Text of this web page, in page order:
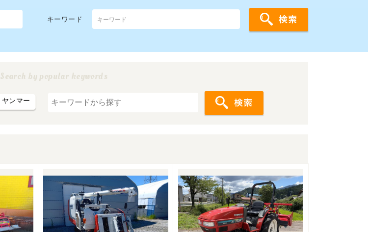
キーワード
Search by popular keywords
ヤンマー